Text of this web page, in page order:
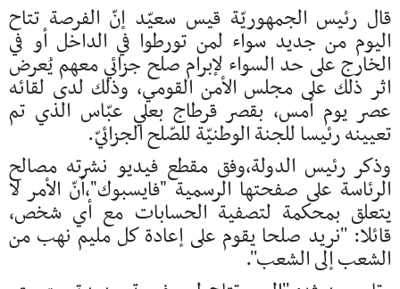
قال رئيس الجمهوريّة قيس سعيّد إنّ الفرصة تتاح
اليوم من جديد سواء لمن تورطوا في الداخل أو في
الخارج على حد السواء لإبرام صلح جزائي معهم يُعرض
اثر ذلك على مجلس الأمن القومي، وذلك لدى لقائه
عصر يوم أمس، بقصر قرطاج بعلي عبّاس الذي تم
تعيينه رئيسا للجنة الوطنيّة للصّلح الجزائيّ.
وذكر رئيس الدولة،وفق مقطع فيديو نشرته مصالح
الرئاسة على صفحتها الرسمية "فايسبوك"،أنّ الأمر لا
يتعلق بمحكمة لتصفية الحسابات مع أي شخص،
قائلا: ''نريد صلحا يقوم على إعادة كل مليم نهب من
الشعب إلى الشعب''.